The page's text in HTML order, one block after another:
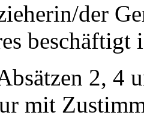
der
beschäftigt
2, 4
mit